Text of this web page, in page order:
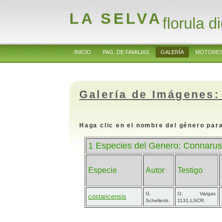
LA SELVAflorula
INICIO PAG. DE FAMILIAS GALERÍA
Galería de
Haga clic en el nombre del género
1 Especies del Genero:
Especie Autor Testigo
costaricensis
G.
Schellenb.
O. Vargas
1131,LSCR.